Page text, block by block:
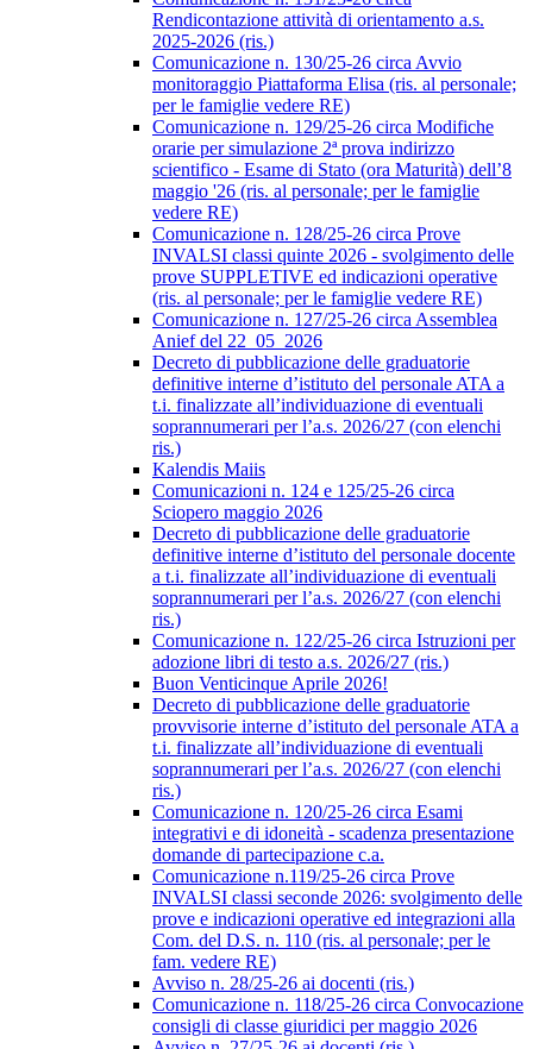
Rendicontazione attività di orientamento a.s.
2025-2026 (ris.)
Comunicazione n. 130/25-26 circa Avvio
monitoraggio Piattaforma Elisa (ris. al personale;
per le famiglie vedere RE)
Comunicazione n. 129/25-26 circa Modifiche
orarie per simulazione 2ª prova indirizzo
scientifico - Esame di Stato (ora Maturità) dell’8
maggio '26 (ris. al personale; per le famiglie
vedere RE)
Comunicazione n. 128/25-26 circa Prove
INVALSI classi quinte 2026 - svolgimento delle
prove SUPPLETIVE ed indicazioni operative
(ris. al personale; per le famiglie vedere RE)
Comunicazione n. 127/25-26 circa Assemblea
Anief del 22_05_2026
Decreto di pubblicazione delle graduatorie
definitive interne d’istituto del personale ATA a
t.i. finalizzate all’individuazione di eventuali
soprannumerari per l’a.s. 2026/27 (con elenchi
ris.)
Kalendis Maiis
Comunicazioni n. 124 e 125/25-26 circa
Sciopero maggio 2026
Decreto di pubblicazione delle graduatorie
definitive interne d’istituto del personale docente
a t.i. finalizzate all’individuazione di eventuali
soprannumerari per l’a.s. 2026/27 (con elenchi
ris.)
Comunicazione n. 122/25-26 circa Istruzioni per
adozione libri di testo a.s. 2026/27 (ris.)
Buon Venticinque Aprile 2026!
Decreto di pubblicazione delle graduatorie
provvisorie interne d’istituto del personale ATA a
t.i. finalizzate all’individuazione di eventuali
soprannumerari per l’a.s. 2026/27 (con elenchi
ris.)
Comunicazione n. 120/25-26 circa Esami
integrativi e di idoneità - scadenza presentazione
domande di partecipazione c.a.
Comunicazione n.119/25-26 circa Prove
INVALSI classi seconde 2026: svolgimento delle
prove e indicazioni operative ed integrazioni alla
Com. del D.S. n. 110 (ris. al personale; per le
fam. vedere RE)
Avviso n. 28/25-26 ai docenti (ris.)
Comunicazione n. 118/25-26 circa Convocazione
consigli di classe giuridici per maggio 2026